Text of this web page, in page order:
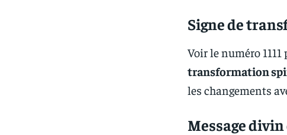
Signe de
Voir le numéro
transformation
les changements
Message